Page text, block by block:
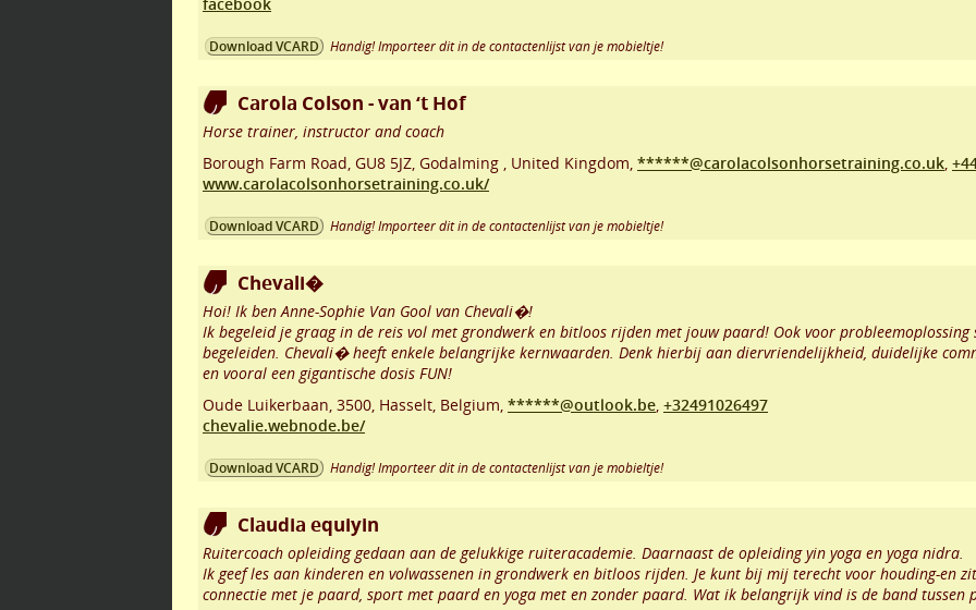
Download VCARD Handig! Importeer dit in de contactenlijst van je mobieltje!
Carola Colson - van ‘t Hof
Horse trainer, instructor and coach
Borough Farm Road, GU8 5JZ, Godalming , United Kingdom, ******@carolacolsonhorsetraining.co.uk,
www.carolacolsonhorsetraining.co.uk/
Download VCARD Handig! Importeer dit in de contactenlijst van je mobieltje!
Chevali�
Hoi! Ik ben Anne-Sophie Van Gool van Chevali�!
Ik begeleid je graag in de reis vol met grondwerk en bitloos rijden met jouw paard! Ook voor
begeleiden. Chevali� heeft enkele belangrijke kernwaarden. Denk hierbij aan diervriendelijkheid, duidelijke
en vooral een gigantische dosis FUN!
Oude Luikerbaan, 3500, Hasselt, Belgium, ******@outlook.be, +32491026497
chevalie.webnode.be/
Download VCARD Handig! Importeer dit in de contactenlijst van je mobieltje!
Claudia equiyin
Ruitercoach opleiding gedaan aan de gelukkige ruiteracademie. Daarnaast de opleiding yin yoga en yoga nidra.
Ik geef les aan kinderen en volwassenen in grondwerk en bitloos rijden. Je kunt bij mij terecht voor houding-en
connectie met je paard, sport met paard en yoga met en zonder paard. Wat ik belangrijk vind is de band tussen